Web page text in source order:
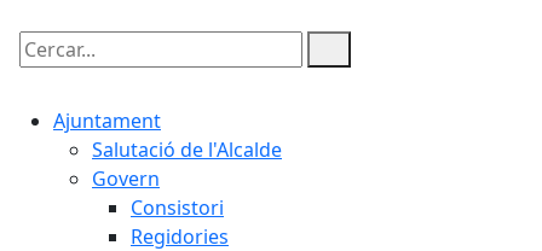
Cercar:
Ajuntament
Salutació de l'Alcalde
Govern
Consistori
Regidories